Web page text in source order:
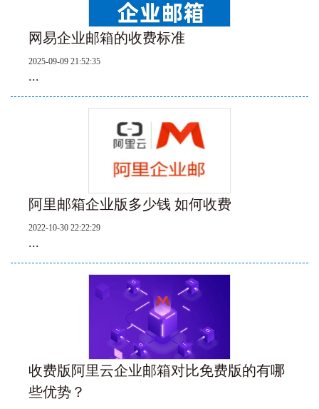
网易企业邮箱的收费标准
2025-09-09 21:52:35
...
阿里邮箱企业版多少钱 如何收费
2022-10-30 22:22:29
...
收费版阿里云企业邮箱对比免费版的有哪
些优势？